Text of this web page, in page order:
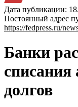
Дата публикации:
Постоянный адрес
https://fedpress.ru/
Банки
списания
долгов